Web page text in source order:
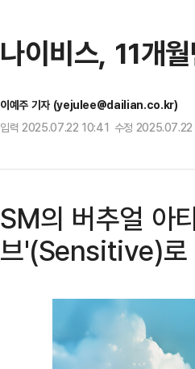
나이비스, 11개
이예주 기자 (yejulee@dailian.co.kr)
입력 2025.07.22 10:41 수정 2025.07.22
SM의 버추얼 아
브'(Sensitive)로